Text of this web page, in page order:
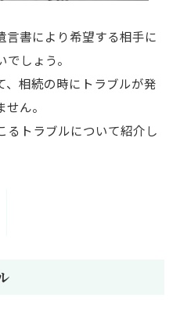
言書により希望する相手に
しょう。
、相続の時にトラブルが発
ん。
るトラブルについて紹介し